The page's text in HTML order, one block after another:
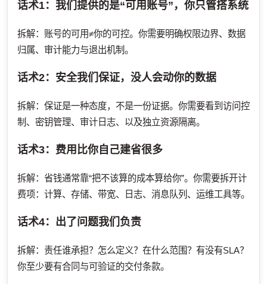
话术1：我们提供的是“可用账号”，你只管搭系统
拆解：账号的可用≠你的可控。你需要明确权限边界、数据
归属、审计能力与退出机制。
话术2：安全我们保证，没人会动你的数据
拆解：保证是一种态度，不是一份证据。你需要看到访问控
制、密钥管理、审计日志、以及独立资源隔离。
话术3：费用比你自己建省很多
拆解：省钱通常靠“把不该算的成本算给你”。你需要拆开计
费项：计算、存储、带宽、日志、消息队列、运维工具等。
话术4：出了问题我们负责
拆解：责任谁承担？怎么定义？在什么范围？有没有SLA？
你至少要有合同与可验证的交付条款。